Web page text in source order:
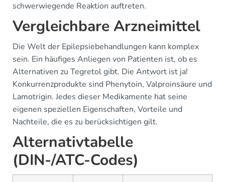
schwerwiegende Reaktion auftreten.
Vergleichbare Arzneimittel
Die Welt der Epilepsiebehandlungen kann komplex
sein. Ein häufiges Anliegen von Patienten ist, ob es
Alternativen zu Tegretol gibt. Die Antwort ist ja!
Konkurrenzprodukte sind Phenytoin, Valproinsäure und
Lamotrigin. Jedes dieser Medikamente hat seine
eigenen speziellen Eigenschaften, Vorteile und
Nachteile, die es zu berücksichtigen gilt.
Alternativtabelle
(DIN-/ATC-Codes)